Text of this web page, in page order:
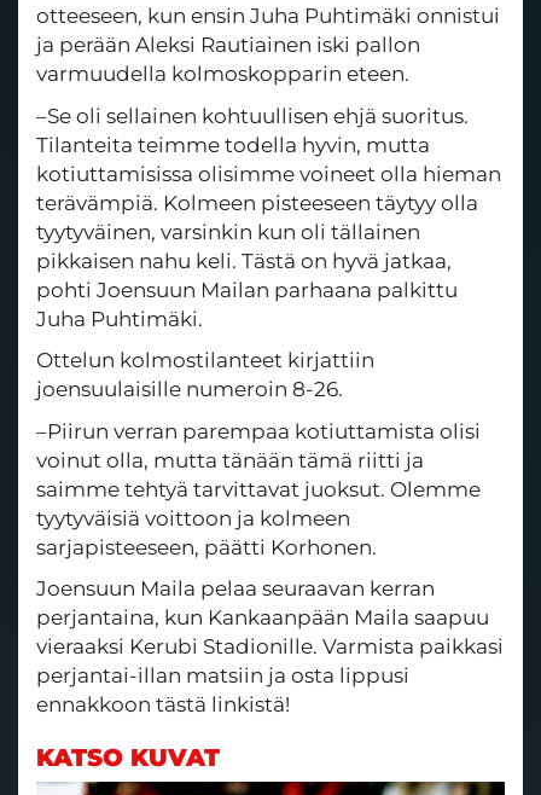
otteeseen, kun ensin Juha Puhtimäki onnistui
ja perään Aleksi Rautiainen iski pallon
varmuudella kolmoskopparin eteen.
–Se oli sellainen kohtuullisen ehjä suoritus.
Tilanteita teimme todella hyvin, mutta
kotiuttamisissa olisimme voineet olla hieman
terävämpiä. Kolmeen pisteeseen täytyy olla
tyytyväinen, varsinkin kun oli tällainen
pikkaisen nahu keli. Tästä on hyvä jatkaa,
pohti Joensuun Mailan parhaana palkittu
Juha Puhtimäki.
Ottelun kolmostilanteet kirjattiin
joensuulaisille numeroin 8-26.
–Piirun verran parempaa kotiuttamista olisi
voinut olla, mutta tänään tämä riitti ja
saimme tehtyä tarvittavat juoksut. Olemme
tyytyväisiä voittoon ja kolmeen
sarjapisteeseen, päätti Korhonen.
Joensuun Maila pelaa seuraavan kerran
perjantaina, kun Kankaanpään Maila saapuu
vieraaksi Kerubi Stadionille. Varmista paikkasi
perjantai-illan matsiin ja osta lippusi
ennakkoon tästä linkistä!
KATSO KUVAT